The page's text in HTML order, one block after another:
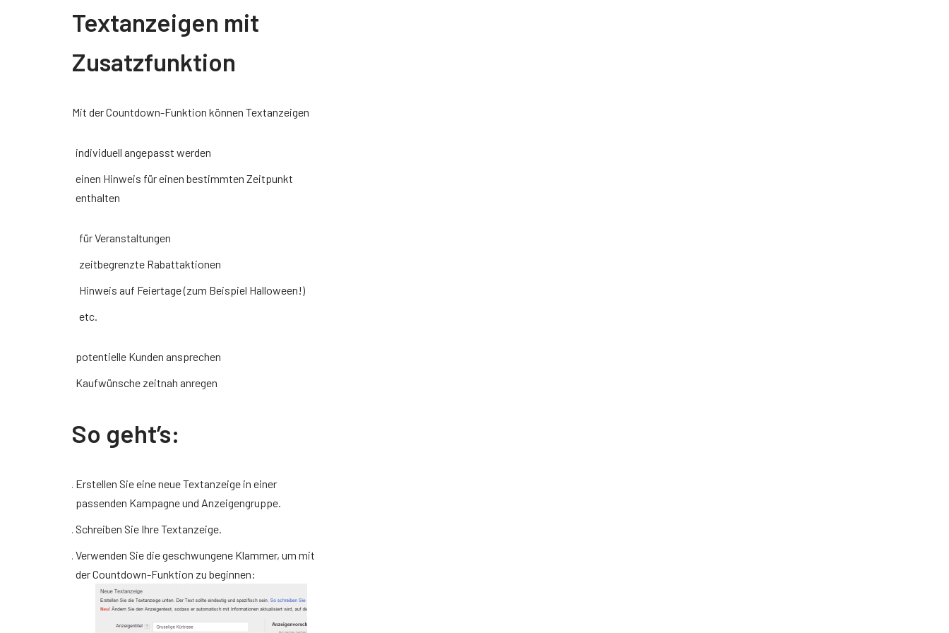
Textanzeigen mit
Zusatzfunktion
Mit der Countdown-Funktion können Textanzeigen
individuell angepasst werden
einen Hinweis für einen bestimmten Zeitpunkt
enthalten
für Veranstaltungen
zeitbegrenzte Rabattaktionen
Hinweis auf Feiertage (zum Beispiel Halloween!)
etc.
potentielle Kunden ansprechen
Kaufwünsche zeitnah anregen
So geht’s:
Erstellen Sie eine neue Textanzeige in einer
passenden Kampagne und Anzeigengruppe.
Schreiben Sie Ihre Textanzeige.
Verwenden Sie die geschwungene Klammer, um mit
der Countdown-Funktion zu beginnen: